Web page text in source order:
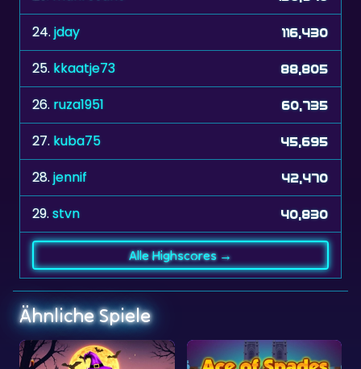
25. kkaatje73 88,805
26. ruza1951 60,735
27. kuba75 45,695
28. jennif 42,470
29. stvn 40,830
Ähnliche Spiele